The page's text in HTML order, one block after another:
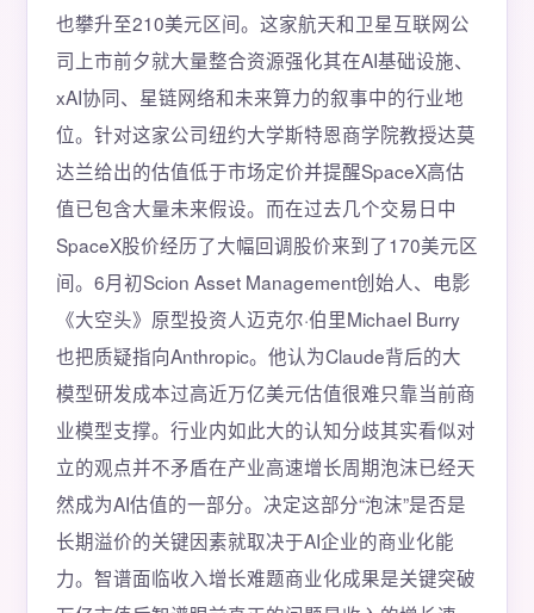
也攀升至210美元区间。这家航天和卫星互联网公
司上市前夕就大量整合资源强化其在AI基础设施、
xAI协同、星链网络和未来算力的叙事中的行业地
位。针对这家公司纽约大学斯特恩商学院教授达莫
达兰给出的估值低于市场定价并提醒SpaceX高估
值已包含大量未来假设。而在过去几个交易日中
SpaceX股价经历了大幅回调股价来到了170美元区
间。6月初Scion Asset Management创始人、电影
《大空头》原型投资人迈克尔·伯里Michael Burry
也把质疑指向Anthropic。他认为Claude背后的大
模型研发成本过高近万亿美元估值很难只靠当前商
业模型支撑。行业内如此大的认知分歧其实看似对
立的观点并不矛盾在产业高速增长周期泡沫已经天
然成为AI估值的一部分。决定这部分“泡沫”是否是
长期溢价的关键因素就取决于AI企业的商业化能
力。智谱面临收入增长难题商业化成果是关键突破